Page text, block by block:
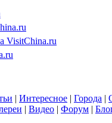
VisitChina.ru
| Интересное | Города |
| Видео | Форум |